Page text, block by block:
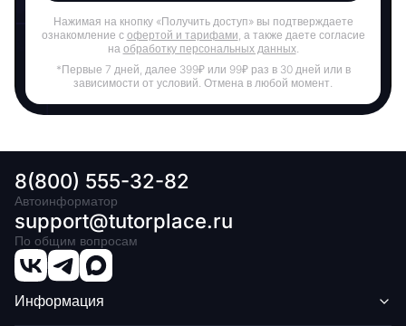
Нажимая на кнопку «Получить доступ» вы подтверждаете
ознакомление с офертой и тарифами , а также даете согласие
на обработку персональных данных.
*Первые 7 дней, далее 399₽ или 99₽ раз в 30 дней или в
зависимости от условий. Отмена в любой момент.
8(800) 555-32-82
Автоинформатор
support@tutorplace.ru
По общим вопросам
Информация